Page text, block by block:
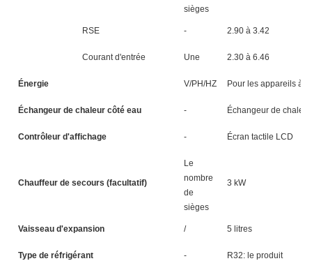
sièges
RSE - 2.90 à 3.42
Courant d'entrée Une 2.30 à 6.46
Énergie V/PH/HZ Pour les appareils à
Échangeur de chaleur côté eau - Échangeur de
Contrôleur d'affichage - Écran tactile LCD
Chauffeur de secours (facultatif)
Le
nombre
de
sièges
3 kW
Vaisseau d'expansion / 5 litres
Type de réfrigérant - R32: le produit